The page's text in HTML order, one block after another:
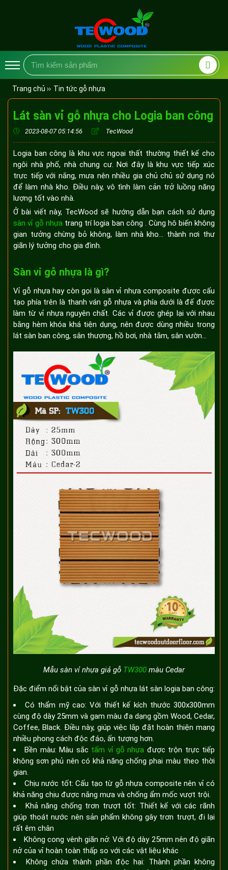
Trang chủ ›› Tin tức gỗ nhựa
Lát sàn vỉ gỗ nhựa cho Logia ban công
2023-08-07 05:14:56 TecWood
Logia ban công là khu vực ngoại thất thường thiết kế cho
ngôi nhà phố, nhà chung cư. Nơi đây là khu vực tiếp xúc
trực tiếp với nắng, mưa nên nhiều gia chủ chủ sử dụng nó
để làm nhà kho. Điều này, vô tình làm cản trở luồng năng
lượng tốt vào nhà.
Ở bài viết này, TecWood sẽ hướng dẫn bạn cách sử dụng
sàn vỉ gỗ nhựa trang trí logia ban công . Cùng hô biến không
gian tưởng chừng bỏ không, làm nhà kho… thành nơi thư
giãn lý tưởng cho gia đình.
Sàn vỉ gỗ nhựa là gì?
Vỉ gỗ nhựa hay còn gọi là sàn vỉ nhựa composite được cấu
tạo phía trên là thanh ván gỗ nhựa và phía dưới là đế được
làm từ vỉ nhựa nguyên chất. Các vỉ được ghép lại với nhau
bằng hèm khóa khá tiện dụng, nên được dùng nhiều trong
lát sàn ban công, sân thượng, hồ bơi, nhà tắm, sân vườn…
Mẫu sàn vỉ nhựa giả gỗ TW300 màu Cedar
Đặc điểm nổi bật của sàn vỉ gỗ nhựa lát sàn logia ban công:
Có thẩm mỹ cao: Với thiết kế kích thước 300x300mm
cùng độ dày 25mm và gam màu đa dạng gồm Wood, Cedar,
Coffee, Black. Điều này, giúp việc lắp đặt hoàn thiện mang
nhiều phong cách độc đáo, ấn tượng hơn.
Bền màu: Màu sắc tấm vỉ gỗ nhựa được trộn trực tiếp
không sơn phủ nên có khả năng chống phai màu theo thời
gian.
Chịu nước tốt: Cấu tạo từ gỗ nhựa composite nên vỉ có
khả năng chịu được nắng mưa và chống ẩm mốc vượt trội.
Khả năng chống trơn trượt tốt: Thiết kế với các rãnh
giúp thoát nước nên sản phẩm không gây trơn trượt, đi lại
rất êm chân
Không cong vênh giãn nở: Với độ dày 25mm nên độ giãn
nở của vỉ hoàn toàn thấp so với các vật liệu khác
Không chứa thành phần độc hại: Thành phần không